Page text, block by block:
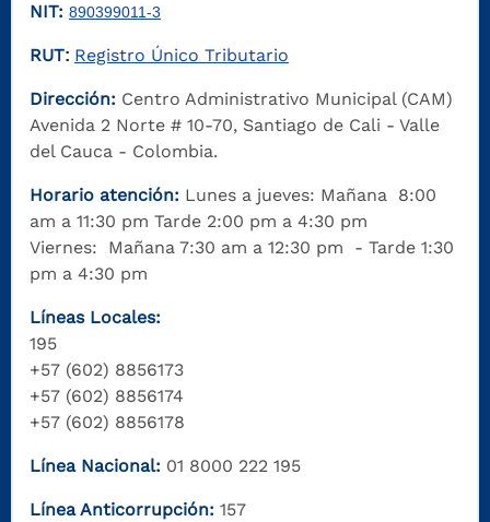
NIT: 890399011-3
RUT: Registro Único Tributario
Dirección: Centro Administrativo Municipal (CAM)
Avenida 2 Norte # 10-70, Santiago de Cali - Valle
del Cauca - Colombia.
Horario atención: Lunes a jueves: Mañana 8:00
am a 11:30 pm Tarde 2:00 pm a 4:30 pm
Viernes: Mañana 7:30 am a 12:30 pm - Tarde 1:30
pm a 4:30 pm
Líneas Locales:
195
+57 (602) 8856173
+57 (602) 8856174
+57 (602) 8856178
Línea Nacional: 01 8000 222 195
Línea Anticorrupción: 157